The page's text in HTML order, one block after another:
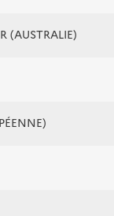
(AUSTRALIE)